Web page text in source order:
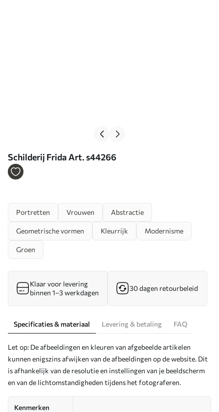
Schilderij Frida Art. s44266
Portretten Vrouwen Abstractie
Geometrische vormen Kleurrijk Modernisme
Groen
Klaar voor levering
binnen 1–3 werkdagen
30 dagen retourbeleid
Specificaties & materiaal Levering & betaling FAQ
Let op: De afbeeldingen en kleuren van afgebeelde artikelen
kunnen enigszins afwijken van de afbeeldingen op de website. Dit
is afhankelijk van de resolutie en instellingen van je beeldscherm
en van de lichtomstandigheden tijdens het fotograferen.
Kenmerken